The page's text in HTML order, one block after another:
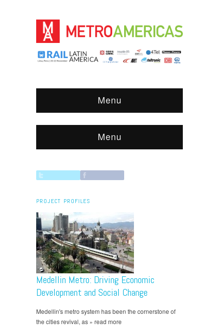
Menu
Menu
PROJECT PROFILES
Medellin Metro: Driving Economic
Development and Social Change
Medellin's metro system has been the cornerstone of
the cities revival, as » read more